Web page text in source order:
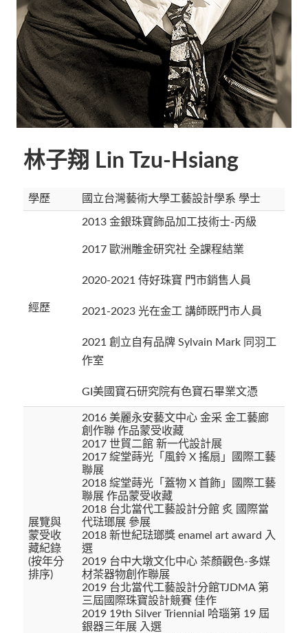
林子翔 Lin Tzu-Hsiang
學歷 國立台灣藝術大學工藝設計學系 學士
經歷
2013 金銀珠寶飾品加工技術士-丙級
2017 歐洲雕金研究社 全課程結業
2020-2021 侍好珠寶 門市銷售人員
2021-2023 光在金工 講師既門市人員
2021 創立自有品牌 Sylvain Mark 同羽工
作室
GI美國寶石研究院有色寶石畢業文憑
展覽與
蒙受收
藏紀錄
(按年分
排序)
2016 美麗永安藝文中心 金采 金工藝廊
創作聯 作品蒙受收藏
2017 世貿二館 新一代設計展
2017 綻堂蒔光「風鈴 X 搖扇」國際工藝
聯展
2018 綻堂蒔光「蓋物 X 首飾」國際工藝
聯展 作品蒙受收藏
2018 台北當代工藝設計分館 炙 國際當
代琺瑯展 參展
2018 新世紀琺瑯獎 enamel art award 入
選
2019 台中大墩文化中心 茶顏觀色-多媒
材茶器物創作聯展
2019 台北當代工藝設計分館TJDMA 第
三屆國際珠寶設計競賽 佳作
2019 19th Silver Triennial 哈瑙第 19 屆
銀器三年展 入選